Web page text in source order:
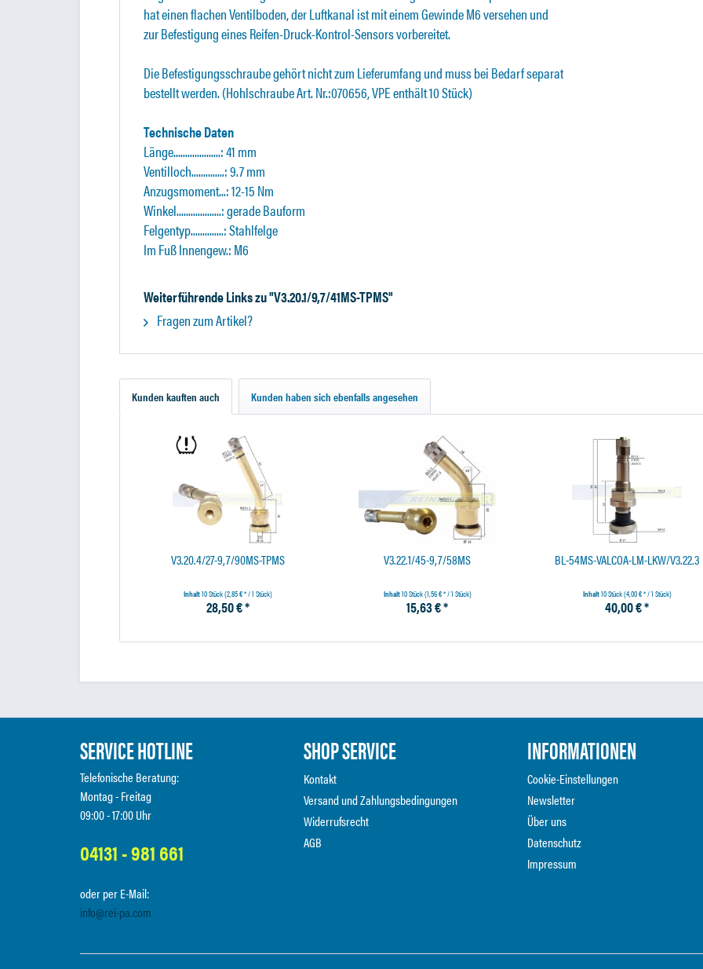
hat einen flachen Ventilboden, der Luftkanal ist mit einem Gewinde M6 versehen und
zur Befestigung eines Reifen-Druck-Kontrol-Sensors vorbereitet.
Die Befestigungsschraube gehört nicht zum Lieferumfang und muss bei Bedarf separat
bestellt werden. (Hohlschraube Art. Nr.:070656, VPE enthält 10 Stück)
Technische Daten
Länge....................: 41 mm
Ventilloch..............: 9.7 mm
Anzugsmoment...: 12-15 Nm
Winkel...................: gerade Bauform
Felgentyp..............: Stahlfelge
Im Fuß Innengew.: M6
Weiterführende Links zu "V3.20.1/9,7/41MS-TPMS"
Fragen zum Artikel?
Kunden kauften auch Kunden haben sich ebenfalls angesehen
V3.20.4/27-9,7/90MS-TPMS
Inhalt10 Stück(2,85 € * / 1 Stück)
28,50 € *
V3.22.1/45-9,7/58MS
Inhalt10 Stück(1,56 € * / 1 Stück)
15,63 € *
BL-54MS-VALCOA-LM-LKW/V3.22.3
Inhalt10 Stück(4,00 € * / 1 Stück)
40,00 € *
SERVICE HOTLINE
Telefonische Beratung:
Montag - Freitag
09:00 - 17:00 Uhr
04131 - 981 661
oder per E-Mail:
info@rei-pa.com
SHOP SERVICE
Kontakt
Versand und Zahlungsbedingungen
Widerrufsrecht
AGB
INFORMATIONEN
Cookie-Einstellungen
Newsletter
Über uns
Datenschutz
Impressum